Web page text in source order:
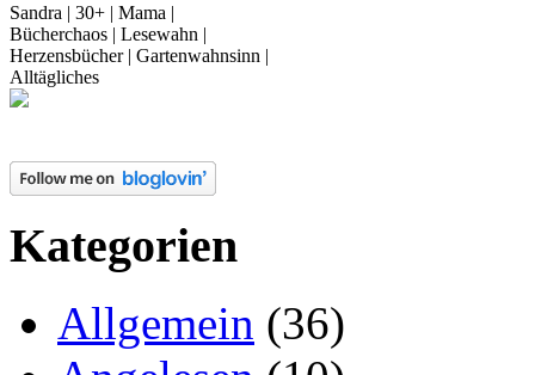
Sandra | 30+ | Mama |
Bücherchaos | Lesewahn |
Herzensbücher | Gartenwahnsinn |
Alltägliches
Kategorien
Allgemein (36)